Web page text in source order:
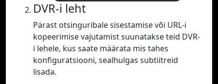
DVR-i leht
Pärast otsinguribale sisestamise või URL-i
kopeerimise vajutamist suunatakse teid DVR-
i lehele, kus saate määrata mis tahes
konfiguratsiooni, sealhulgas subtiitreid
lisada.